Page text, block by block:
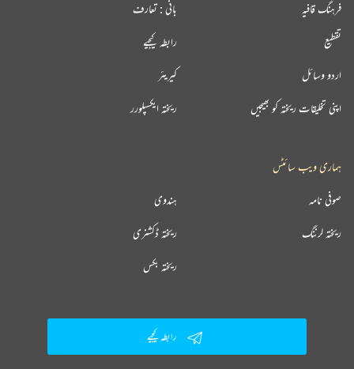
فرہنگ قافیہ
تقطیع
اردو وسائل
اپنی تخلیقات ریختہ کو بھیجیں
بانی : تعارف
رابطہ کیجیے
کیریئر
ریختہ ایکسپلورر
ہماری ویب سائٹس
ہندوی صوفی نامہ
ریختہ ڈکشنری ریختہ لرننگ
ریختہ بکس
رابطہ کیجیے